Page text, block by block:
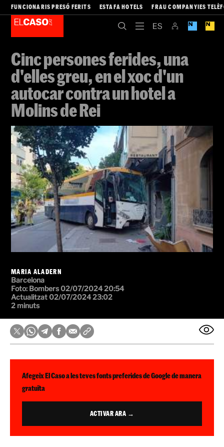
FUNCIONARIS PRESÓ FERITS ESTAFA HOTELS FRAU COMPANYIES
Cinc persones ferides, una
d'elles greu, en el xoc d'un
autocar contra un hotel a
Molins de Rei
MARIA ALADERN
Barcelona
Foto: Bombers 02/07/2024 20:54
Actualitzat 02/07/2024 23:02
2 minuts
Afegeix El Caso a les teves fonts preferides de Google de manera
gratuïta
ACTIVAR ARA →